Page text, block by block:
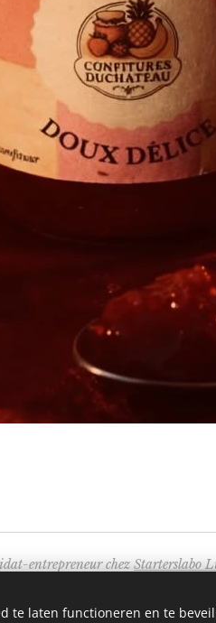
entrepreneur chez Starterslabo
te laten functioneren en te